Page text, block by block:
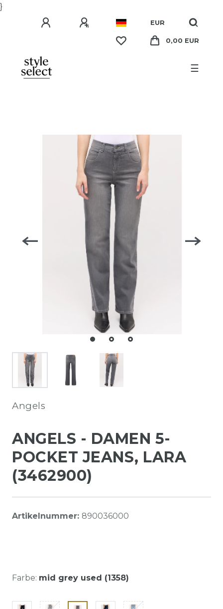
}
EUR
0,00 EUR
☰
Angels
ANGELS - DAMEN 5-
POCKET JEANS, LARA
(3462900)
Artikelnummer: 890036000
Farbe: mid grey used (1358)